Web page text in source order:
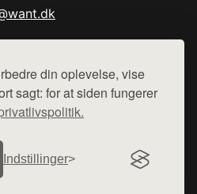
din oplevelse, vise
sagt: for at siden fungerer
Indstillinger
side - vi henviser til de shops,